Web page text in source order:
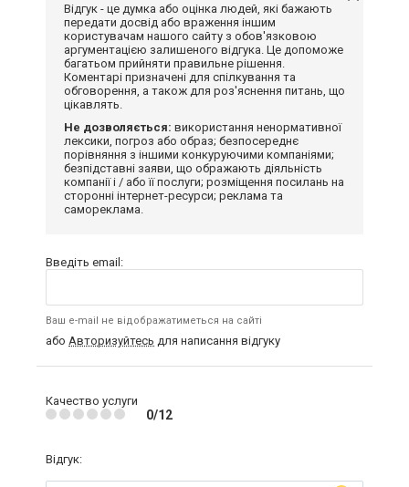
Відгук - це думка або оцінка людей, які бажають
передати досвід або враження іншим
користувачам нашого сайту з обов'язковою
аргументацією залишеного відгука. Це допоможе
багатьом прийняти правильне рішення.
Коментарі призначені для спілкування та
обговорення, а також для роз'яснення питань, що
цікавлять.
Не дозволяється: використання ненормативної
лексики, погроз або образ; безпосереднє
порівняння з іншими конкуруючими компаніями;
безпідставні заяви, що ображають діяльність
компанії і / або її послуги; розміщення посилань на
сторонні інтернет-ресурси; реклама та
самореклама.
Введіть email:
Ваш e-mail не відображатиметься на сайті
або Авторизуйтесь для написання відгуку
Качество услуги
0/12
Відгук: